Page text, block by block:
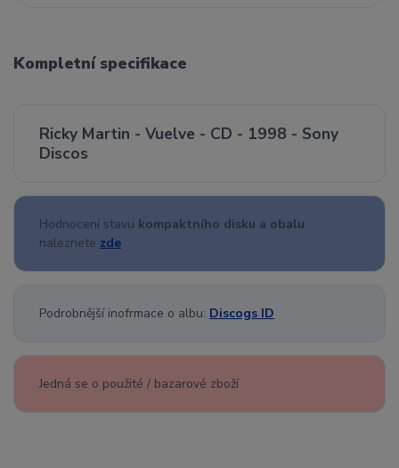
Kompletní specifikace
Ricky Martin - Vuelve - CD - 1998 - Sony
Discos
Hodnocení stavu kompaktního disku a obalu
naleznete zde
Podrobnější inofrmace o albu: Discogs ID
Jedná se o použité / bazarové zboží